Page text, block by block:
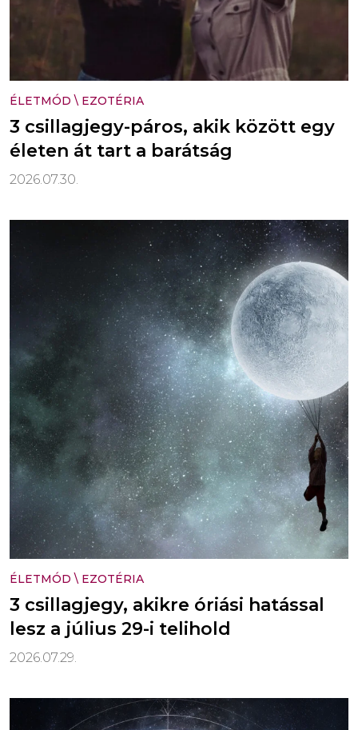
ÉLETMÓD \ EZOTÉRIA
3 csillagjegy-páros, akik között egy
életen át tart a barátság
2026.07.30.
ÉLETMÓD \ EZOTÉRIA
3 csillagjegy, akikre óriási hatással
lesz a július 29-i telihold
2026.07.29.